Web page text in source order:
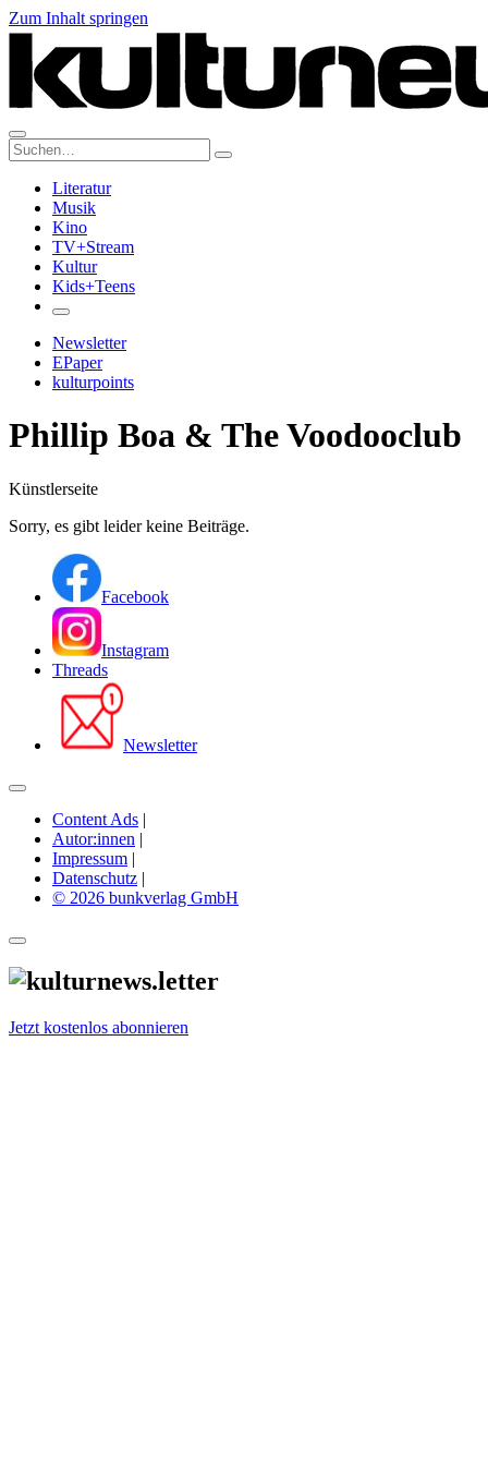
Zum Inhalt springen
Suche:
Literatur
Musik
Kino
TV+Stream
Kultur
Kids+Teens
Newsletter
EPaper
kulturpoints
Phillip Boa & The Voodooclub
Künstlerseite
Sorry, es gibt leider keine Beiträge.
Facebook
Instagram
Threads
Newsletter
Content Ads |
Autor:innen |
Impressum |
Datenschutz |
© 2026 bunkverlag GmbH
Jetzt kostenlos abonnieren